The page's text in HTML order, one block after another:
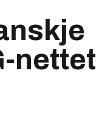
nettet